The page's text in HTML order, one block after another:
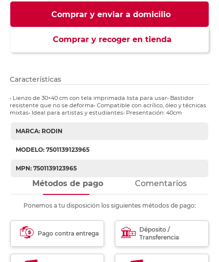
Comprar y enviar a domicilio
Comprar y recoger en tienda
Características
• Lienzo de 30×40 cm con tela imprimada lista para usar• Bastidor
resistente que no se deforma• Compatible con acrílico, óleo y técnicas
mixtas• Ideal para artistas y estudiantes• Presentación: 40cm
MARCA: RODIN
MODELO: 7501139123965
MPN: 7501139123965
Métodos de pago Comentarios
Ponemos a tu disposición los siguientes métodos de pago:
Pago contra entrega
Déposito /
Transferencia